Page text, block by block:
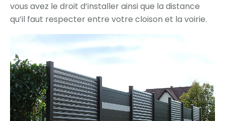
vous avez le droit d’installer ainsi que la distance
qu’il faut respecter entre votre cloison et la voirie.